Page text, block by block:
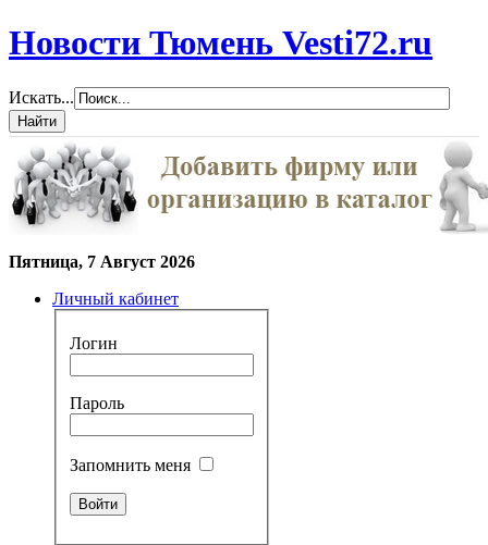
Новости Тюмень Vesti72.ru
Искать...
Пятница, 7 Август 2026
Личный кабинет
Логин
Пароль
Запомнить меня